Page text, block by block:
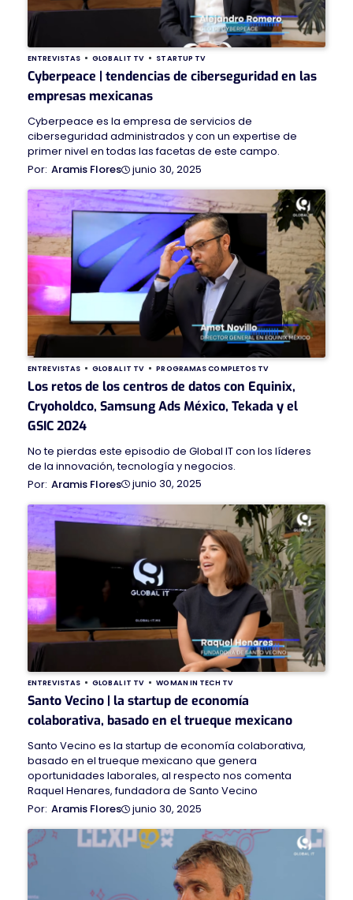
ENTREVISTAS GLOBAL IT TV STARTUP TV
Cyberpeace | tendencias de ciberseguridad en las
empresas mexicanas
Cyberpeace es la empresa de servicios de
ciberseguridad administrados y con un expertise de
primer nivel en todas las facetas de este campo.
Aramis Flores
junio 30, 2025
ENTREVISTAS GLOBAL IT TV PROGRAMAS COMPLETOS TV
Los retos de los centros de datos con Equinix,
Cryoholdco, Samsung Ads México, Tekada y el
GSIC 2024
No te pierdas este episodio de Global IT con los líderes
de la innovación, tecnología y negocios.
Aramis Flores
junio 30, 2025
ENTREVISTAS GLOBAL IT TV WOMAN IN TECH TV
Santo Vecino | la startup de economía
colaborativa, basado en el trueque mexicano
Santo Vecino es la startup de economía colaborativa,
basado en el trueque mexicano que genera
oportunidades laborales, al respecto nos comenta
Raquel Henares, fundadora de Santo Vecino
Aramis Flores
junio 30, 2025